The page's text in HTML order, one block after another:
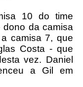
10 do time
dono da camisa
camisa 7, que
Costa - que
vez. Daniel
a Gil em